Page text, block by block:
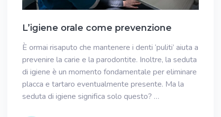
L’igiene orale come prevenzione
È ormai risaputo che mantenere i denti ‘puliti’ aiuta a
prevenire la carie e la parodontite. Inoltre, la seduta
di igiene è un momento fondamentale per eliminare
placca e tartaro eventualmente presente. Ma la
seduta di igiene significa solo questo? …